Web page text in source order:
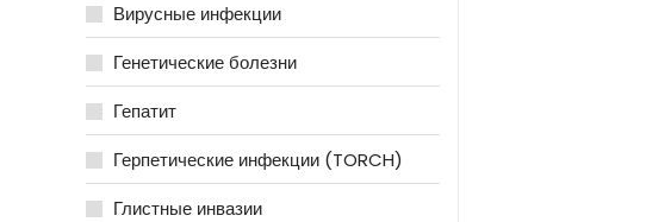
Вирусные инфекции
Генетические болезни
Гепатит
Герпетические инфекции (TORCH)
Глистные инвазии